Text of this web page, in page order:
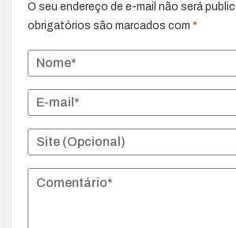
O seu endereço de e-mail não será
obrigatórios são marcados com *